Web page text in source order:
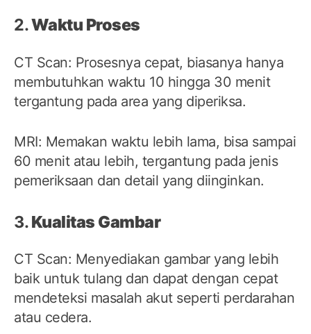
2.Waktu Proses
CT Scan: Prosesnya cepat, biasanya hanya
membutuhkan waktu 10 hingga 30 menit
tergantung pada area yang diperiksa.
MRI: Memakan waktu lebih lama, bisa sampai
60 menit atau lebih, tergantung pada jenis
pemeriksaan dan detail yang diinginkan.
3.Kualitas Gambar
CT Scan: Menyediakan gambar yang lebih
baik untuk tulang dan dapat dengan cepat
mendeteksi masalah akut seperti perdarahan
atau cedera.